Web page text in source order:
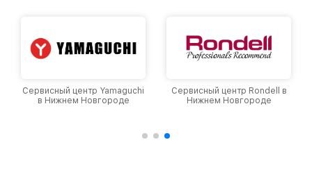
Сервисный центр Yamaguchi
в Нижнем Новгороде
Сервисный центр Rondell в
Нижнем Новгороде